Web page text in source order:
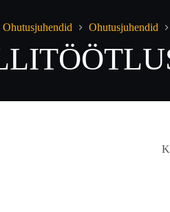
Ohutusjuhendid Ohutusjuhendid